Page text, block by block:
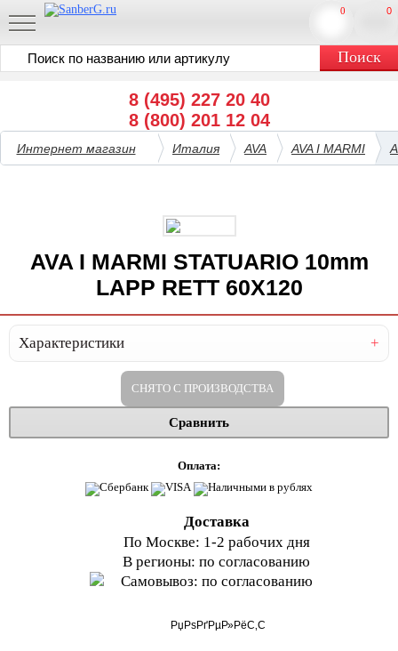
8 (495) 227 20 40
8 (800) 201 12 04
0
0
Интернет магазин Италия AVA AVA I MARMI
AVA I MARMI STATUARIO 10mm
LAPP RETT 60X120
Характеристики
СНЯТО С ПРОИЗВОДСТВА
Сравнить
Оплата:
Доставка
По Москве: 1-2 рабочих дня
В регионы: по согласованию
Самовывоз: по согласованию